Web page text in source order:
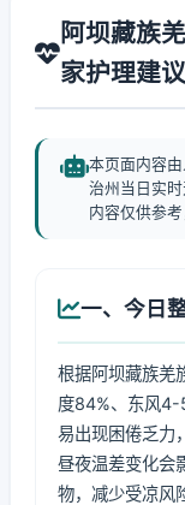
阿坝藏族
家护理建议
本页面内容
治州当日实
内容仅供参
一、今日
根据阿坝藏族羌
度84%、东风4-
易出现困倦乏力
昼夜温差变化会
物，减少受凉风